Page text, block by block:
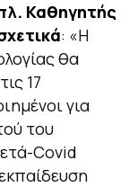
Καθηγητής
: «Η
θα
17
για
του
Covid